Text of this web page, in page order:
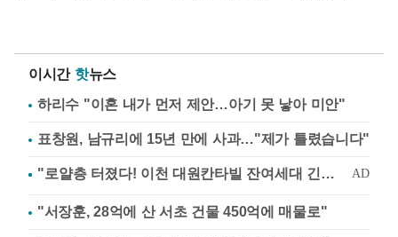
이시간 핫뉴스
하리수 "이혼 내가 먼저 제안…아기 못 낳아 미안"
표창원, 남규리에 15년 만에 사과…"제가 틀렸습니다"
"서장훈, 28억에 산 서초 건물 450억에 매물로"